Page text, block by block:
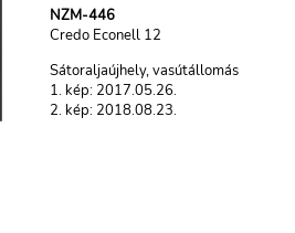
NZM-446
Credo Econell 12
Sátoraljaújhely, vasútállomás
1. kép: 2017.05.26.
2. kép: 2018.08.23.